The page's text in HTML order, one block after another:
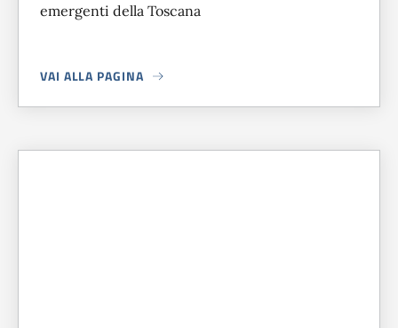
emergenti della Toscana
VAI ALLA PAGINA
A PROPOSITO DICONTEST LIBERI TUTTI: I 5 FINALISTI